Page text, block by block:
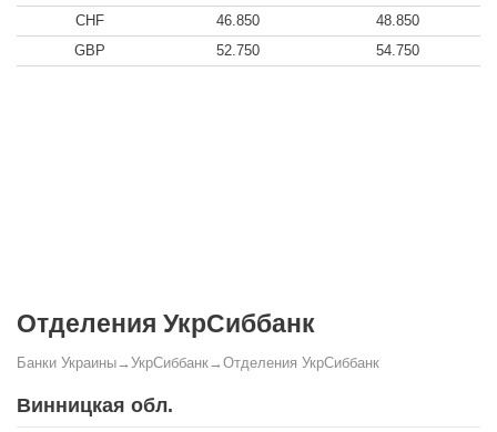
CHF
46.850
48.850
GBP
52.750 54.750
Отделения УкрСиббанк
Банки Украины→ УкрСиббанк→ Отделения УкрСиббанк
Винницкая обл.